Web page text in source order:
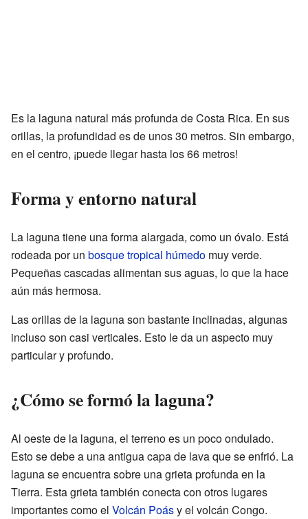
Es la laguna natural más profunda de Costa Rica. En sus
orillas, la profundidad es de unos 30 metros. Sin embargo,
en el centro, ¡puede llegar hasta los 66 metros!
Forma y entorno natural
La laguna tiene una forma alargada, como un óvalo. Está
rodeada por un bosque tropical húmedo muy verde.
Pequeñas cascadas alimentan sus aguas, lo que la hace
aún más hermosa.
Las orillas de la laguna son bastante inclinadas, algunas
incluso son casi verticales. Esto le da un aspecto muy
particular y profundo.
¿Cómo se formó la laguna?
Al oeste de la laguna, el terreno es un poco ondulado.
Esto se debe a una antigua capa de lava que se enfrió. La
laguna se encuentra sobre una grieta profunda en la
Tierra. Esta grieta también conecta con otros lugares
importantes como el Volcán Poásy el volcán Congo.